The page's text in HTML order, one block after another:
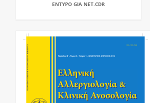
ENTYPO GIA NET.CDR